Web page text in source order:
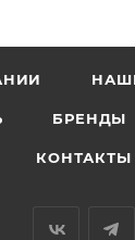
БРЕНДЫ
КОНТАКТЫ